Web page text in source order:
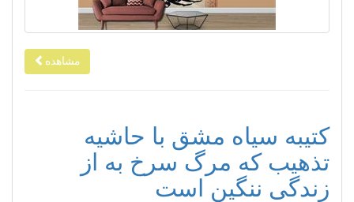
مشاهده
کتیبه سیاه مشق با حاشیه
تذهیب که مرگ سرخ به از
زندگی ننگین است